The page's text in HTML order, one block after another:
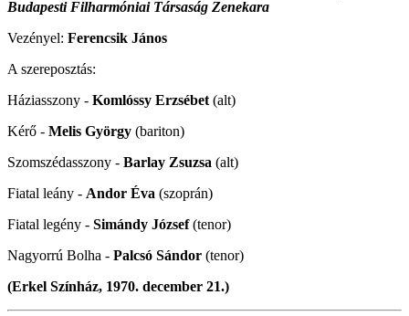
Budapesti Filharmóniai Társaság Zenekara
Vezényel: Ferencsik János
A szereposztás:
Háziasszony - Komlóssy Erzsébet (alt)
Kérő - Melis György (bariton)
Szomszédasszony - Barlay Zsuzsa (alt)
Fiatal leány - Andor Éva (szoprán)
Fiatal legény - Simándy József(tenor)
Nagyorrú Bolha - Palcsó Sándor (tenor)
(Erkel Színház, 1970. december 21.)